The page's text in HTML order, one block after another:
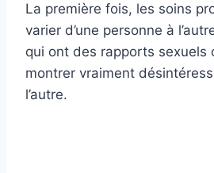
La première fois, les soins
varier d’une personne à
qui ont des rapports sexuels
montrer vraiment
l’autre.